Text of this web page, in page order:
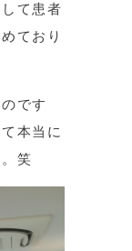
て患者
ており
です
本当に
笑